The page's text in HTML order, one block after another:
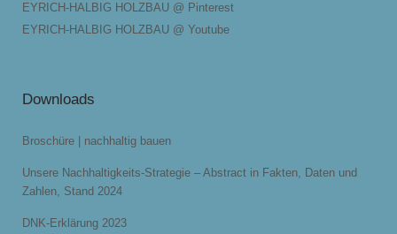
EYRICH-HALBIG HOLZBAU @ Pinterest
EYRICH-HALBIG HOLZBAU @ Youtube
Downloads
Broschüre | nachhaltig bauen
Unsere Nachhaltigkeits-Strategie – Abstract in Fakten, Daten und
Zahlen, Stand 2024
DNK-Erklärung 2023